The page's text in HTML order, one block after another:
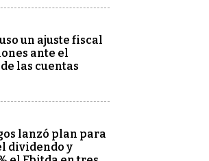
un ajuste fiscal
ante el
las cuentas
lanzó plan para
dividendo y